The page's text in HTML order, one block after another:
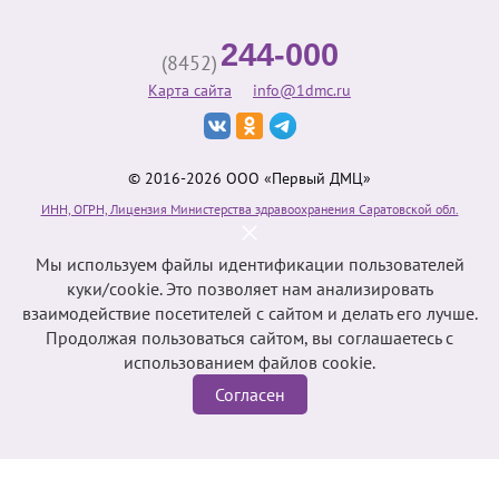
(8452) 244-000
Карта сайта info@1dmc.ru
© 2016-2026 ООО «Первый ДМЦ»
ИНН, ОГРН, Лицензия Министерства здравоохранения Саратовской обл.
Мы используем файлы идентификации пользователей
куки/cookie. Это позволяет нам анализировать
взаимодействие посетителей с сайтом и делать его лучше.
Продолжая пользоваться сайтом, вы соглашаетесь с
использованием файлов cookie.
Согласен